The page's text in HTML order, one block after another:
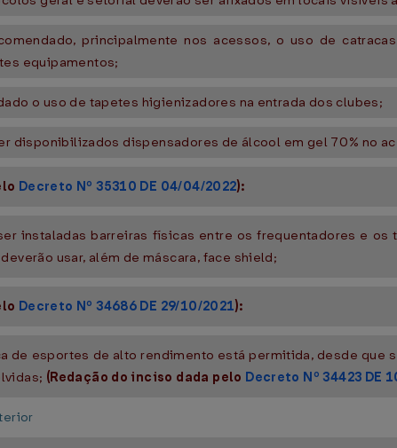
principalmente nos acessos, o uso de
equipamentos;
o uso de tapetes higienizadores na entrada dos clubes;
disponibilizados dispensadores de álcool em gel 70% no
Decreto Nº 35310 DE 04/04/2022):
instaladas barreiras físicas entre os frequentadores e
usar, além de máscara, face shield;
Decreto Nº 34686 DE 29/10/2021):
de esportes de alto rendimento está permitida, desde que
(Redação do inciso dada pelo Decreto Nº 34423 DE